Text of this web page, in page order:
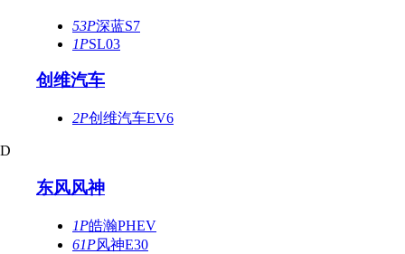
53P深蓝S7
1PSL03
创维汽车
2P创维汽车EV6
D
东风风神
1P皓瀚PHEV
61P风神E30